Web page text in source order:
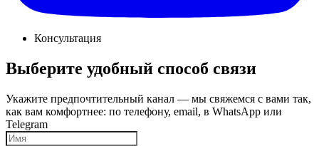
Консультация
Выберите удобный способ связи
Укажите предпочтительный канал — мы свяжемся с вами так,
как вам комфортнее: по телефону, email, в WhatsApp или
Telegram